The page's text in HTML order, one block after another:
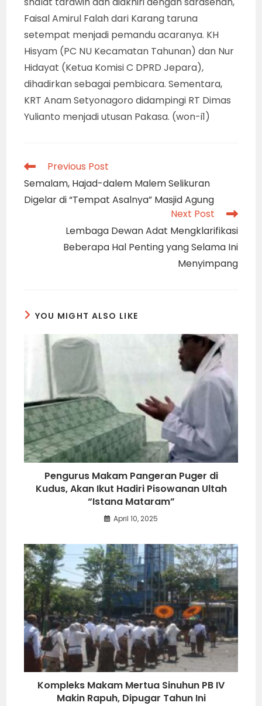
Faisal Amirul Falah dari Karang taruna
setempat menjadi pemandu acaranya. KH
Hisyam (PC NU Kecamatan Tahunan) dan Nur
Hidayat (Ketua Komisi C DPRD Jepara),
dihadirkan sebagai pembicara. Sementara,
KRT Anam Setyonagoro didampingi RT Dimas
Yulianto menjadi utusan Pakasa. (won-i1)
Read
articles
Previous Post
Semalam, Hajad-dalem Malem Selikuran
Digelar di “Tempat Asalnya” Masjid Agung
Next Post
Lembaga Dewan Adat Mengklarifikasi
Beberapa Hal Penting yang Selama Ini
Menyimpang
YOU MIGHT ALSO LIKE
Pengurus Makam Pangeran Puger di
Kudus, Akan Ikut Hadiri Pisowanan Ultah
“Istana Mataram”
April 10, 2025
Kompleks Makam Mertua Sinuhun PB IV
Makin Rapuh, Dipugar Tahun Ini